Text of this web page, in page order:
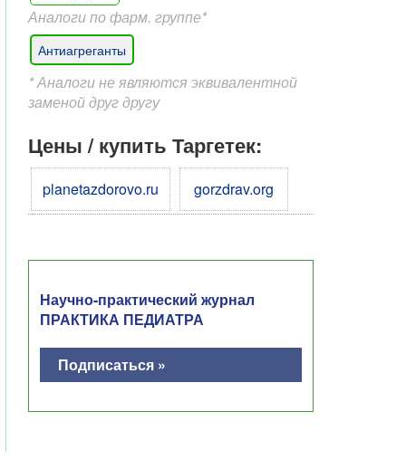
Аналоги по фарм. группе*
Антиагреганты
* Аналоги не являются эквивалентной
заменой друг другу
Цены / купить Таргетек:
planetazdorovo.ru gorzdrav.org
Научно-практический журнал
ПРАКТИКА ПЕДИАТРА
Подписаться »